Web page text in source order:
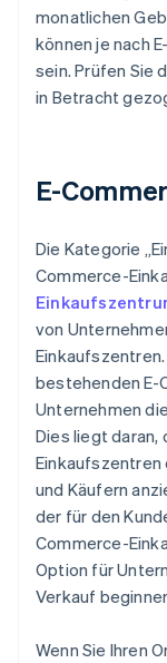
monatlichen
können je nach
sein. Prüfen Sie
in Betracht
E-
Die Kategorie
Commerce-
von
bestehenden E-
Unternehmen
Dies liegt daran,
Einkaufszentren
und Käufern
der für den
Commerce-
Option für
Verkauf
Wenn Sie Ihren